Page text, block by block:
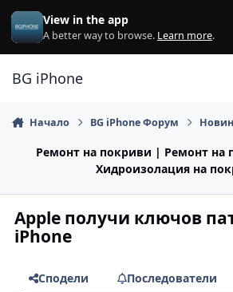
Премини към съдържанието
View in the app
A better way to browse. Learn more.
BG iPhone
Начало BG iPhone Форум
Ремонт на покриви | Ремонт на
Хидроизолация на
Apple получи ключов
iPhone
Сподели
Последователи